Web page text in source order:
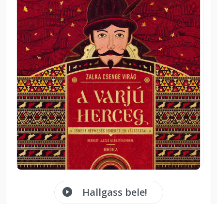
Hallgass bele!